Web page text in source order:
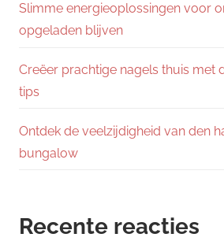
Slimme energieoplossingen voor
opgeladen blijven
Creëer prachtige nagels thuis met
tips
Ontdek de veelzijdigheid van den
bungalow
Recente reacties